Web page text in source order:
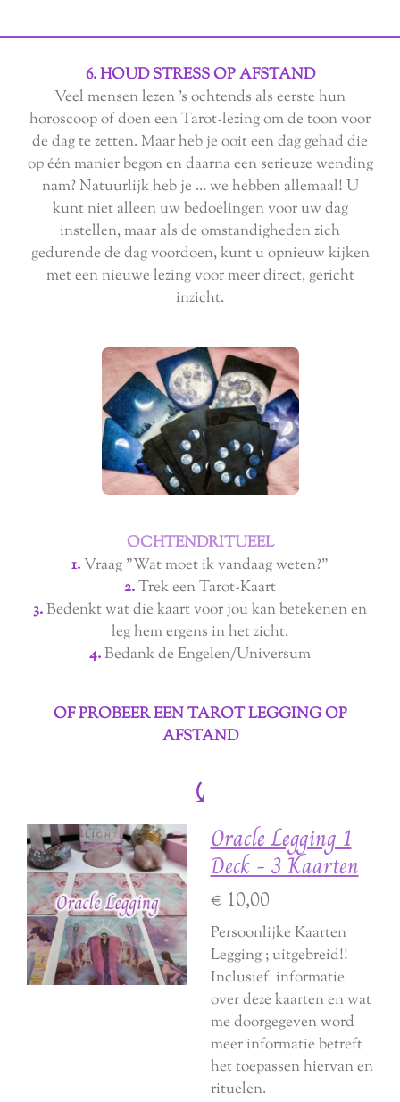
6. HOUD STRESS OP AFSTAND
Veel mensen lezen 's ochtends als eerste hun
horoscoop of doen een Tarot-lezing om de toon voor
de dag te zetten. Maar heb je ooit een dag gehad die
op één manier begon en daarna een serieuze wending
nam? Natuurlijk heb je ... we hebben allemaal! U
kunt niet alleen uw bedoelingen voor uw dag
instellen, maar als de omstandigheden zich
gedurende de dag voordoen, kunt u opnieuw kijken
met een nieuwe lezing voor meer direct, gericht
inzicht.
OCHTENDRITUEEL
1.Vraag "Wat moet ik vandaag weten?"
2.Trek een Tarot-Kaart
3.Bedenkt wat die kaart voor jou kan betekenen en
leg hem ergens in het zicht.
4.Bedank de Engelen/Universum
OF PROBEER EEN TAROT LEGGING OP
AFSTAND
⤹
Oracle Legging 1
Deck - 3 Kaarten
€ 10,00
Persoonlijke Kaarten
Legging ; uitgebreid!!
Inclusief informatie
over deze kaarten en wat
me doorgegeven word +
meer informatie betreft
het toepassen hiervan en
rituelen.